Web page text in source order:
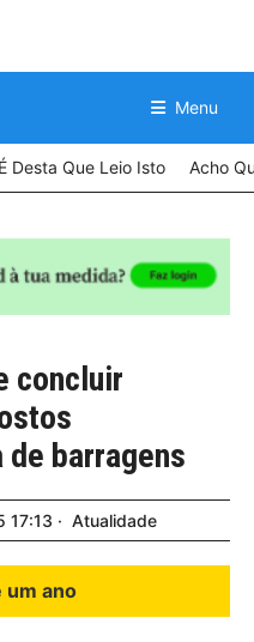
Menu
É Desta Que Leio Isto Acho
concluir
barragens
17:13 Atualidade
um ano